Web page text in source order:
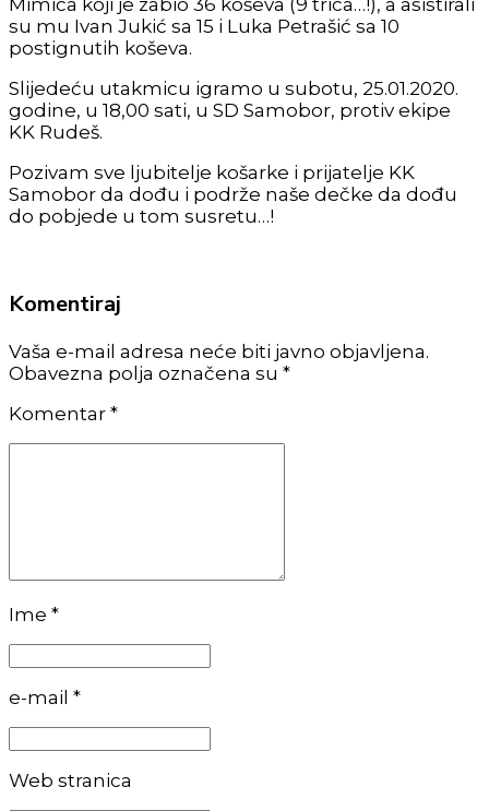
Mimica koji je zabio 36 koševa (9 trica…!), a asistirali
su mu Ivan Jukić sa 15 i Luka Petrašić sa 10
postignutih koševa.
Slijedeću utakmicu igramo u subotu, 25.01.2020.
godine, u 18,00 sati, u SD Samobor, protiv ekipe
KK Rudeš.
Pozivam sve ljubitelje košarke i prijatelje KK
Samobor da dođu i podrže naše dečke da dođu
do pobjede u tom susretu…!
Komentiraj
Vaša e-mail adresa neće biti javno objavljena.
Obavezna polja označena su *
Komentar *
Ime *
e-mail *
Web stranica